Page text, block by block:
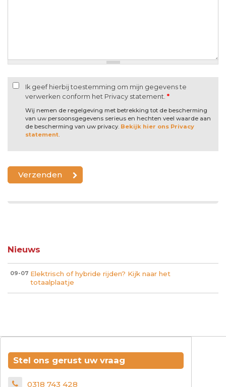
Ik geef hierbij toestemming om mijn gegevens te
verwerken conform het Privacy statement. *
Wij nemen de regelgeving met betrekking tot de bescherming
van uw persoonsgegevens serieus en hechten veel waarde aan
de bescherming van uw privacy. Bekijk hier ons Privacy
statement.
Nieuws
09-07 Elektrisch of hybride rijden? Kijk naar het
totaalplaatje
Stel ons gerust uw vraag
0318 743 428